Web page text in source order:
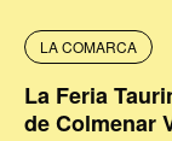
LA COMARCA
La Feria
de Colmenar